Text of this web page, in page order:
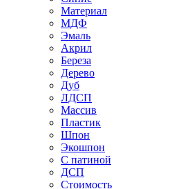
Материал
МДФ
Эмаль
Акрил
Береза
Дерево
Дуб
ЛДСП
Массив
Пластик
Шпон
Экошпон
С патиной
ДСП
Стоимость